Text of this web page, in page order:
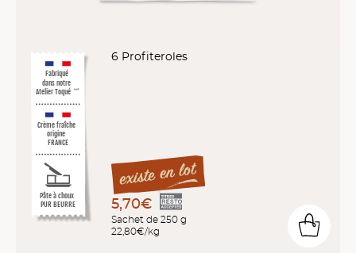
Fabriqué
dans notre
Atelier Toqué ™*
Pâte à choux
PUR BEURRE
Crème fraîche
origine
FRANCE
6 Profiteroles
5,70€
Sachet de 250 g
22,80€/kg